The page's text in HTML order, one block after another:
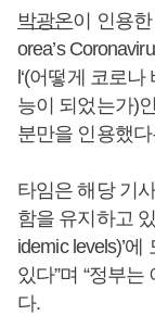
박광온이 인용한
orea’s
l‘(어떻게 코로
능이 되었는가)
분만을 인용했
타임은 해당 기
함을 유지하고
idemic levels)’
있다”며 “정부
다.